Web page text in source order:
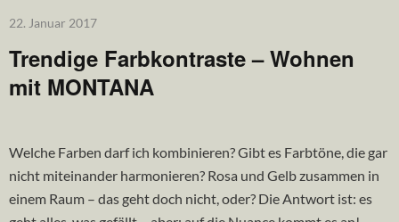
22. Januar 2017
Trendige Farbkontraste – Wohnen
mit MONTANA
Welche Farben darf ich kombinieren? Gibt es Farbtöne, die gar
nicht miteinander harmonieren? Rosa und Gelb zusammen in
einem Raum – das geht doch nicht, oder? Die Antwort ist: es